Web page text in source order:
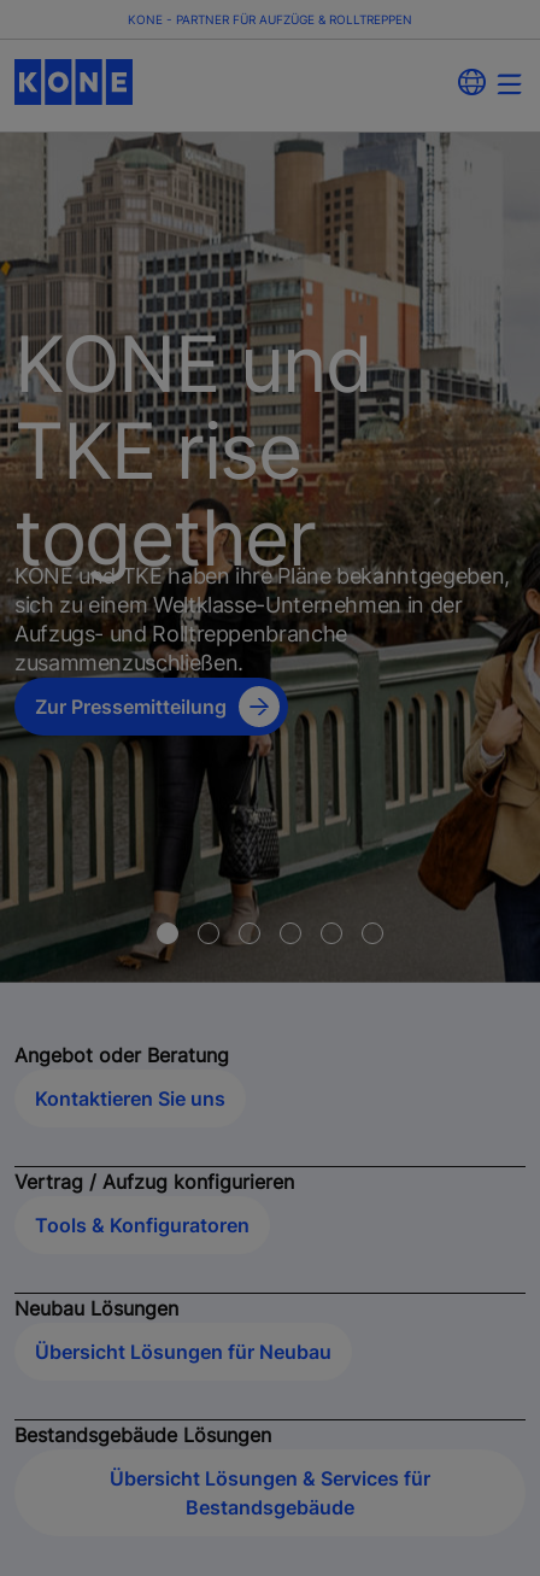
KONE - PARTNER FÜR AUFZÜGE & ROLLTREPPEN
KONE und
TKE rise
together
KONE und TKE haben ihre Pläne bekanntgegeben,
sich zu einem Weltklasse-Unternehmen in der
Aufzugs- und Rolltreppenbranche
zusammenzuschließen.
Zur Pressemitteilung
Angebot oder Beratung
Kontaktieren Sie uns
Vertrag / Aufzug konfigurieren
Tools & Konfiguratoren
Neubau Lösungen
Übersicht Lösungen für Neubau
Bestandsgebäude Lösungen
Übersicht Lösungen & Services für
Bestandsgebäude